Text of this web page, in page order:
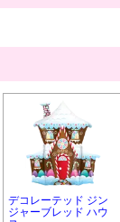
デコレーテッド ジン
ジャーブレッド ハウ